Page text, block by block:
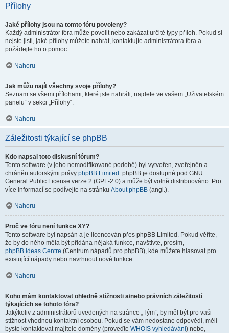
Přílohy
Jaké přílohy jsou na tomto fóru povoleny?
Každý administrátor fóra může povolit nebo zakázat určité typy příloh. Pokud si
nejste jisti, jaké přílohy můžete nahrát, kontaktujte administrátora fóra a
požádejte ho o pomoc.
Nahoru
Jak můžu najít všechny svoje přílohy?
Seznam se všemi přílohami, které jste nahráli, najdete ve vašem „Uživatelském
panelu“ v sekci „Přílohy“.
Nahoru
Záležitosti týkající se phpBB
Kdo napsal toto diskusní fórum?
Tento software (v jeho nemodifikované podobě) byl vytvořen, zveřejněn a
chráněn autorskými právy phpBB Limited . phpBB je dostupné pod GNU
General Public License verze 2 (GPL-2.0) a může být volně distribuováno. Pro
více informací se podívejte na stránku About phpBB (angl.).
Nahoru
Proč ve fóru není funkce XY?
Tento software byl napsán a je licencován přes phpBB Limited. Pokud věříte,
že by do něho měla být přidána nějaká funkce, navštivte, prosím,
phpBB Ideas Centre (Centrum nápadů pro phpBB), kde můžete hlasovat pro
existující nápady nebo navrhnout nové funkce.
Nahoru
Koho mám kontaktovat ohledně stížnosti a/nebo právních záležitostí
týkajících se tohoto fóra?
Jakýkoliv z administrátorů uvedených na stránce „Tým“, by měl být pro vaši
stížnost vhodnou kontaktní osobou. Pokud se vám nedostane odpovědi, měli
byste kontaktovat majitele domény (proveďte WHOIS vyhledávání) nebo,